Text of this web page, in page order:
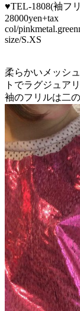
♥TEL-1808(袖フ
28000yen+tax
col/
size/S.XS
柔らかいメッシ
トでラグジュア
袖のフリルは二